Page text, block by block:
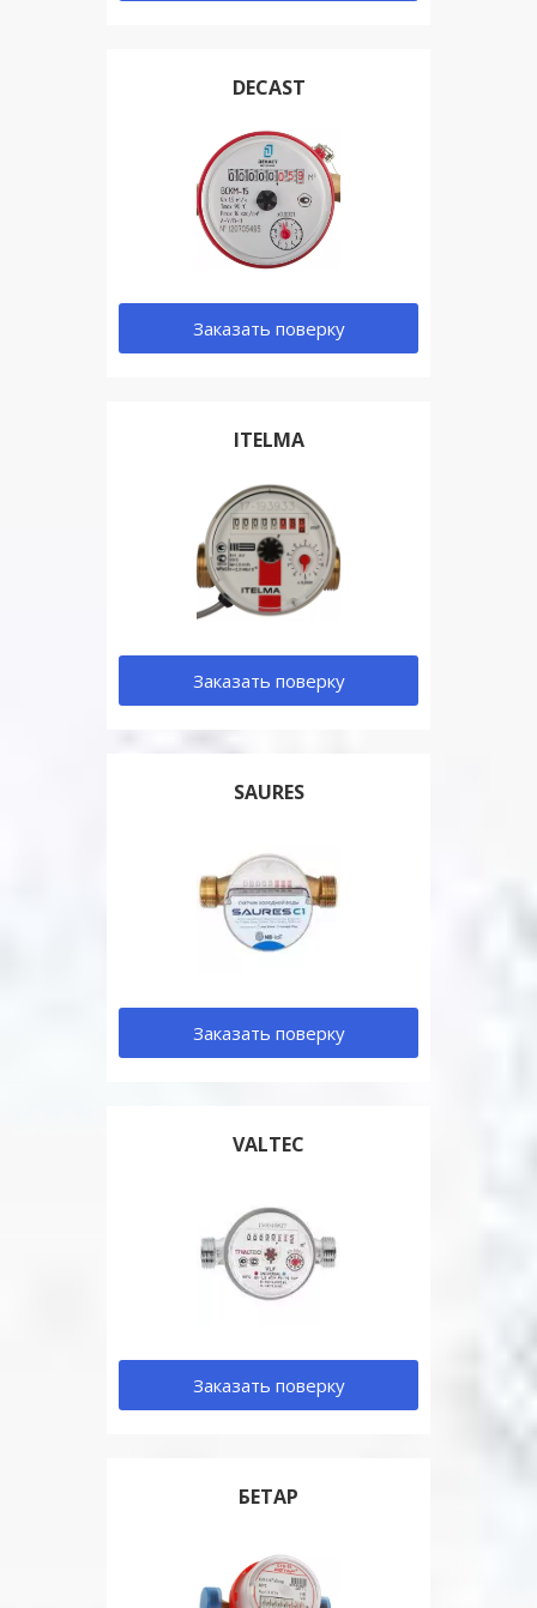
DECAST
Заказать поверку
ITELMA
Заказать поверку
SAURES
Заказать поверку
VALTEC
Заказать поверку
БЕТАР